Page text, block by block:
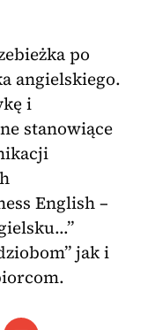
po
angielskiego.
i
stanowiące
English –
jak i